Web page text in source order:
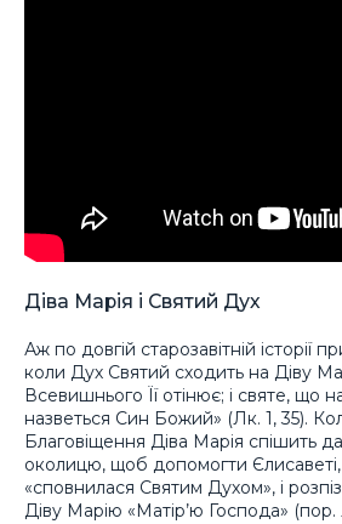
Діва Марія і Святий Дух
Аж по довгій старозавітній історії
коли Дух Святий сходить на Діву
Всевишнього Її отінює; і святе, що
назветься Син Божий» (Лк. 1, 35).
Благовіщення Діва Марія спішить
околицю, щоб допомогти
«сповнилася Святим Духом», і
Діву Марію «Матір’ю Господа» (пор.